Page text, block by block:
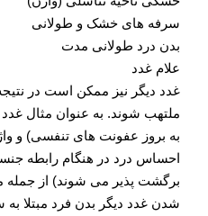
سرفه های خشک و طولانی
بدن درد طولانی مدت
علام غدد
غدد دیگر نیز ممکن است در
ملتهب شوند. به عنوان مثال
به بروز عفونت های تنفسی) و
احساس درد در هنگام رابطه
برگشت پذیر می شوند) از جمله
شدن غدد دیگر بدن فرد مبتلا